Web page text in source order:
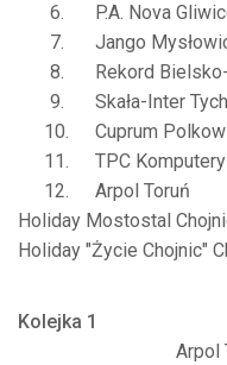
6.
P.A. Nova
7.
Jango
8.
Rekord
9.
Skała-Inter
10.
Cuprum
11.
TPC
12.
Arpol Toruń
Holiday Mostostal
Holiday "Życie Chojnic"
Kolejka 1
Arpol